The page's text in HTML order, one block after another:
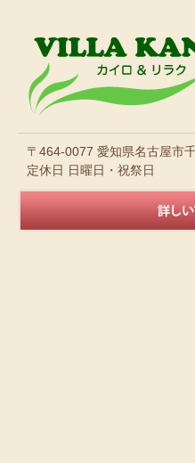
〒464-0077 愛知県名古屋市
定休日 日曜日・祝祭日